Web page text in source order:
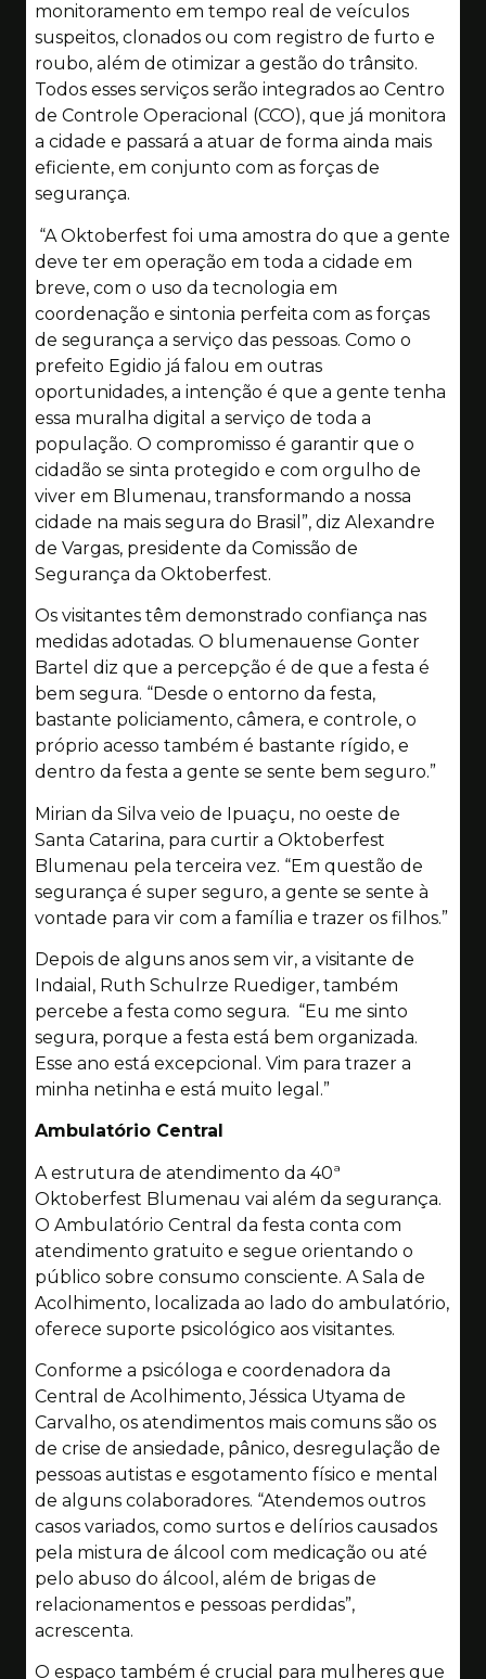
monitoramento em tempo real de veículos
suspeitos, clonados ou com registro de furto e
roubo, além de otimizar a gestão do trânsito.
Todos esses serviços serão integrados ao Centro
de Controle Operacional (CCO), que já monitora
a cidade e passará a atuar de forma ainda mais
eficiente, em conjunto com as forças de
segurança.
“A Oktoberfest foi uma amostra do que a gente
deve ter em operação em toda a cidade em
breve, com o uso da tecnologia em
coordenação e sintonia perfeita com as forças
de segurança a serviço das pessoas. Como o
prefeito Egidio já falou em outras
oportunidades, a intenção é que a gente tenha
essa muralha digital a serviço de toda a
população. O compromisso é garantir que o
cidadão se sinta protegido e com orgulho de
viver em Blumenau, transformando a nossa
cidade na mais segura do Brasil”, diz Alexandre
de Vargas, presidente da Comissão de
Segurança da Oktoberfest.
Os visitantes têm demonstrado confiança nas
medidas adotadas. O blumenauense Gonter
Bartel diz que a percepção é de que a festa é
bem segura. “Desde o entorno da festa,
bastante policiamento, câmera, e controle, o
próprio acesso também é bastante rígido, e
dentro da festa a gente se sente bem seguro.”
Mirian da Silva veio de Ipuaçu, no oeste de
Santa Catarina, para curtir a Oktoberfest
Blumenau pela terceira vez. “Em questão de
segurança é super seguro, a gente se sente à
vontade para vir com a família e trazer os filhos.”
Depois de alguns anos sem vir, a visitante de
Indaial, Ruth Schulrze Ruediger, também
percebe a festa como segura. “Eu me sinto
segura, porque a festa está bem organizada.
Esse ano está excepcional. Vim para trazer a
minha netinha e está muito legal.”
Ambulatório Central
A estrutura de atendimento da 40ª
Oktoberfest Blumenau vai além da segurança.
O Ambulatório Central da festa conta com
atendimento gratuito e segue orientando o
público sobre consumo consciente. A Sala de
Acolhimento, localizada ao lado do ambulatório,
oferece suporte psicológico aos visitantes.
Conforme a psicóloga e coordenadora da
Central de Acolhimento, Jéssica Utyama de
Carvalho, os atendimentos mais comuns são os
de crise de ansiedade, pânico, desregulação de
pessoas autistas e esgotamento físico e mental
de alguns colaboradores. “Atendemos outros
casos variados, como surtos e delírios causados
pela mistura de álcool com medicação ou até
pelo abuso do álcool, além de brigas de
relacionamentos e pessoas perdidas”,
acrescenta.
O espaço também é crucial para mulheres que